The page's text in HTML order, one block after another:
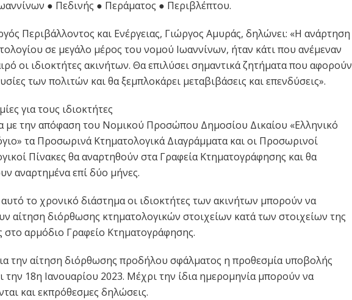
● Πεδινής ● Περάματος ● Περιβλέπτου.
Περιβάλλοντος και Ενέργειας, Γιώργος Αμυράς, δηλώνει: «Η ανάρτηση
σε μεγάλο μέρος του νομού Ιωαννίνων, ήταν κάτι που ανέμεναν
οι ιδιοκτήτες ακινήτων. Θα επιλύσει σημαντικά ζητήματα που αφορούν
των πολιτών και θα ξεμπλοκάρει μεταβιβάσεις και επενδύσεις».
για τους ιδιοκτήτες
με την απόφαση του Νομικού Προσώπου Δημοσίου Δικαίου «Ελληνικό
τα Προσωρινά Κτηματολογικά Διαγράμματα και οι Προσωρινοί
Πίνακες θα αναρτηθούν στα Γραφεία Κτηματογράφησης και θα
αναρτημένα επί δύο μήνες.
το χρονικό διάστημα οι ιδιοκτήτες των ακινήτων μπορούν να
αίτηση διόρθωσης κτηματολογικών στοιχείων κατά των στοιχείων της
στο αρμόδιο Γραφείο Κτηματογράφησης.
την αίτηση διόρθωσης προδήλου σφάλματος η προθεσμία υποβολής
την 18η Ιανουαρίου 2023. Μέχρι την ίδια ημερομηνία μπορούν να
και εκπρόθεσμες δηλώσεις.